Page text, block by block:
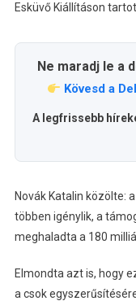
Esküvő Kiállításon
Ne maradj le a
Kövesd a
A legfrissebb
Novák Katalin közölte:
többen igénylik, a
meghaladta a 180
Elmondta azt is, hogy
a csok